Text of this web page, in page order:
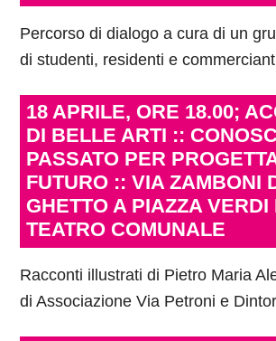
Percorso di dialogo a cura di un
di studenti, residenti e
18 APRILE, ORE 18.00;
DI BELLE ARTI ::
PASSATO PER
FUTURO :: VIA ZAMBONI
GHETTO A PIAZZA VERDI
TEATRO COMUNALE
Racconti illustrati di Pietro Maria
di Associazione Via Petroni e